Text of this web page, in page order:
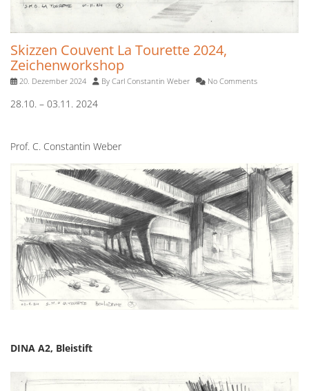
Skizzen Couvent La Tourette 2024,
Zeichenworkshop
20. Dezember 2024 By Carl Constantin Weber No Comments
28.10. – 03.11. 2024
Prof. C. Constantin Weber
DINA A2, Bleistift